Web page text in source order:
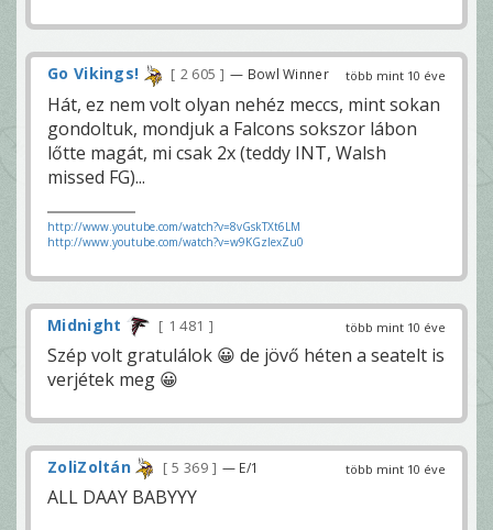
több mint 10 éve
Go Vikings! 2 605 — Bowl Winner
Hát, ez nem volt olyan nehéz meccs, mint sokan
gondoltuk, mondjuk a Falcons sokszor lábon
lőtte magát, mi csak 2x (teddy INT, Walsh
missed FG)...
http://www.youtube.com/watch?v=8vGskTXt6LM
http://www.youtube.com/watch?v=w9KGzIexZu0
több mint 10 éve
Midnight 1 481
Szép volt gratulálok 😀 de jövő héten a seatelt is
verjétek meg 😀
több mint 10 éve
ZoliZoltán 5 369 — E/1
ALL DAAY BABYYY